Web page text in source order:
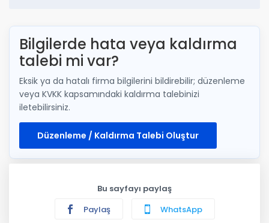
Bilgilerde hata veya kaldırma
talebi mi var?
Eksik ya da hatalı firma bilgilerini bildirebilir; düzenleme
veya KVKK kapsamındaki kaldırma talebinizi
iletebilirsiniz.
Düzenleme / Kaldırma Talebi Oluştur
Bu sayfayı paylaş
Paylaş
WhatsApp